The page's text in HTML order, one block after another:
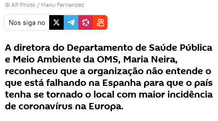
© AP Photo / Manu Fernandez
Nos siga no
A diretora do Departamento de Saúde Pública
e Meio Ambiente da OMS, Maria Neira,
reconheceu que a organização não entende o
que está falhando na Espanha para que o país
tenha se tornado o local com maior incidência
de coronavírus na Europa.